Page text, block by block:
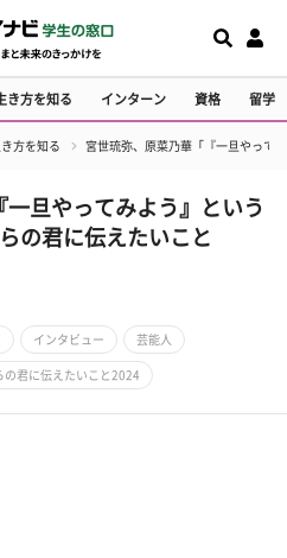
き方を知る インターン 資格 留学
方を知る 宮世琉弥、原菜乃華「『一旦やって
旦やってみよう』という
の君に伝えたいこと
インタビュー 芸能人
の君に伝えたいこと2024